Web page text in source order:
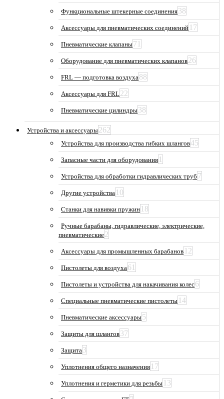
Функциональные штекерные соединения38
Аксессуары для пневматических соединений 17
Пневматические клапаны71
Оборудование для пневматических клапанов26
FRL — подготовка воздуха88
Аксессуары для FRL22
Пневматические цилиндры38
Устройства и аксессуары262
Устройства для производства гибких шлангов45
Запасные части для оборудования 1
Устройства для обработки гидравлических труб 7
Другие устройства 10
Станки для навивки пружин 18
Ручные барабаны, гидравлические, электрические,
пневматические2
Аксессуары для промышленных барабанов 12
Пистолеты для воздуха61
Пистолеты и устройства для накачивания колес6
Специальные пневматические пистолеты 14
Пневматические аксессуары5
Защиты для шлангов37
Защита3
Уплотнения общего назначения 17
Уплотнения и герметики для резьбы 13